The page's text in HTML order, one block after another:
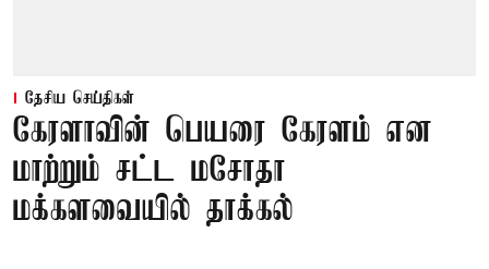
தேசிய செய்திகள்
கேரளாவின் பெயரை கேரளம் என
மாற்றும் சட்ட மசோதா
மக்களவையில் தாக்கல்